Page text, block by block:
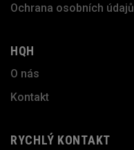
Ochrana osobních údajů
HQH
O nás
Kontakt
RYCHLÝ KONTAKT